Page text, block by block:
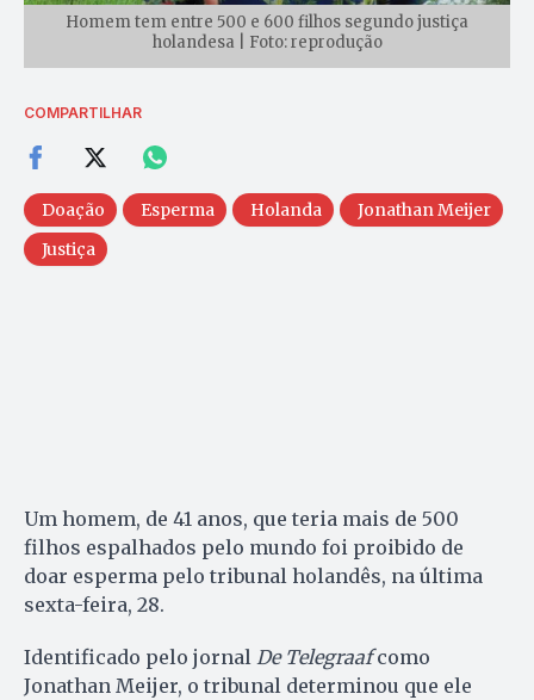
Homem tem entre 500 e 600 filhos segundo justiça
holandesa | Foto: reprodução
COMPARTILHAR
Doação Esperma Holanda
Jonathan Meijer
Justiça
Um homem, de 41 anos, que teria mais de 500
filhos espalhados pelo mundo foi proibido de
doar esperma pelo tribunal holandês, na última
sexta-feira, 28.
Identificado pelo jornal De Telegraafcomo
Jonathan Meijer, o tribunal determinou que ele